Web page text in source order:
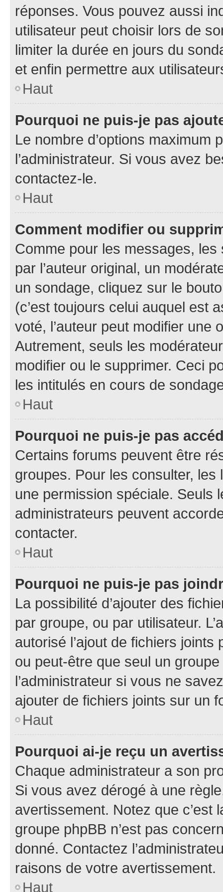
réponses. Vous pouvez aussi
utilisateur peut choisir lors de
limiter la durée en jours du
et enfin permettre aux
Haut
Pourquoi ne puis-je pas
Le nombre d’options maximum
l’administrateur. Si vous avez
contactez-le.
Haut
Comment modifier ou
Comme pour les messages,
par l’auteur original, un
un sondage, cliquez sur le
(c’est toujours celui auquel est
voté, l’auteur peut modifier une
Autrement, seuls les
modifier ou le supprimer. Ceci
les intitulés en cours de
Haut
Pourquoi ne puis-je pas
Certains forums peuvent être
groupes. Pour les consulter,
une permission spéciale. Seuls
administrateurs peuvent
contacter.
Haut
Pourquoi ne puis-je pas
La possibilité d’ajouter des
par groupe, ou par utilisateur.
autorisé l’ajout de fichiers
ou peut-être que seul un
l’administrateur si vous ne
ajouter de fichiers joints sur un
Haut
Pourquoi ai-je reçu un
Chaque administrateur a son
Si vous avez dérogé à une
avertissement. Notez que c’est
groupe phpBB n’est pas
donné. Contactez
raisons de votre avertissement.
Haut